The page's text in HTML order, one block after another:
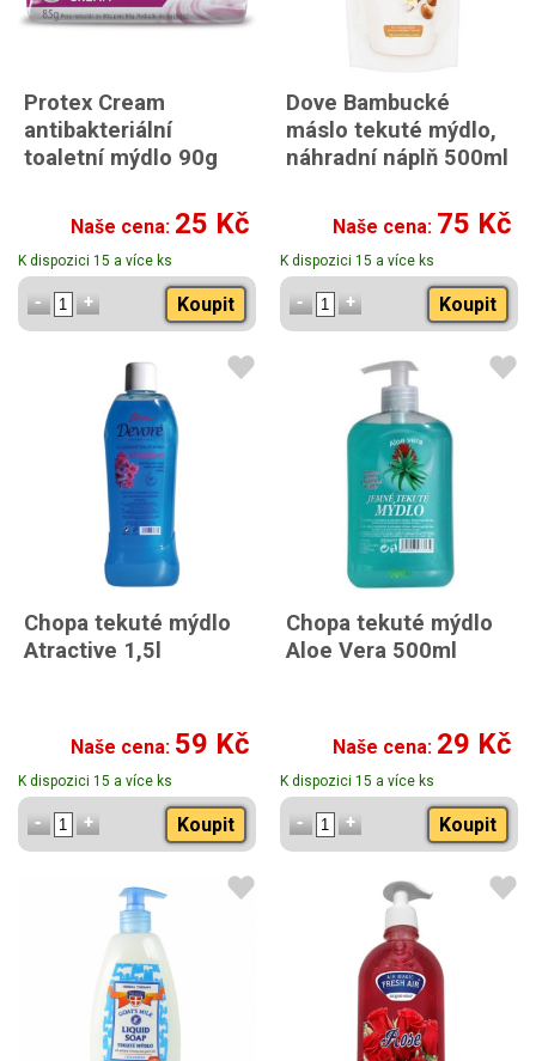
Protex Cream
antibakteriální
toaletní mýdlo 90g
Naše cena: 25 Kč
K dispozici 15 a více ks
Koupit
Dove Bambucké
máslo tekuté mýdlo,
náhradní náplň 500ml
Naše cena: 75 Kč
K dispozici 15 a více ks
Koupit
Chopa tekuté mýdlo
Atractive 1,5l
Naše cena: 59 Kč
K dispozici 15 a více ks
Koupit
Chopa tekuté mýdlo
Aloe Vera 500ml
Naše cena: 29 Kč
K dispozici 15 a více ks
Koupit